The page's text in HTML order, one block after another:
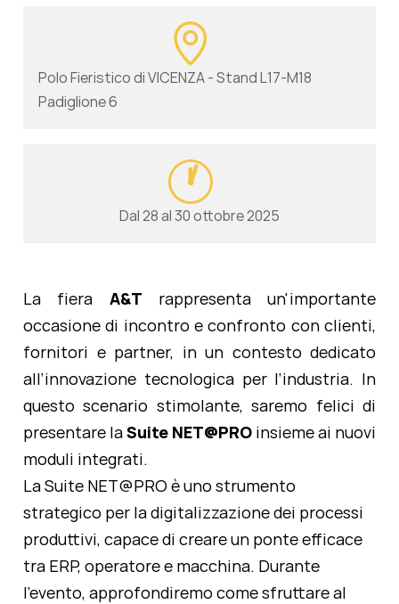
Polo Fieristico di VICENZA - Stand L17-M18
Padiglione 6
Dal 28 al 30 ottobre 2025
La fiera A&T
rappresenta un'importante
occasione di incontro e confronto con clienti,
fornitori e partner, in un contesto dedicato
all’innovazione tecnologica per l’industria. In
questo scenario stimolante, saremo felici di
presentare laSuite NET@PRO insieme ai nuovi
moduli integrati.
La Suite NET@PRO è uno strumento
strategico per la digitalizzazione dei processi
produttivi, capace di creare un ponte efficace
tra ERP, operatore e macchina. Durante
l’evento, approfondiremo come sfruttare al